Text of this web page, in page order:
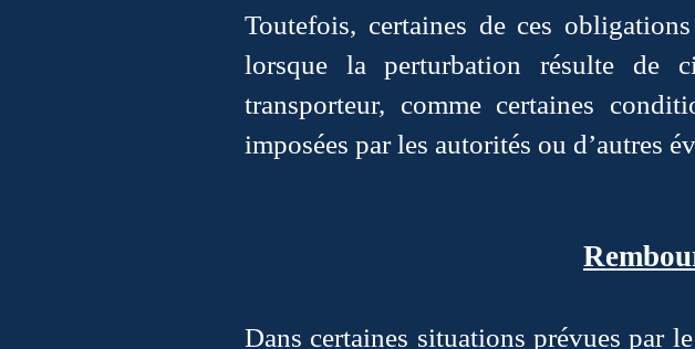
Toutefois, certaines de ces
lorsque la perturbation résulte de
transporteur, comme certaines
imposées par les autorités ou d’autres
Dans certaines situations prévues par